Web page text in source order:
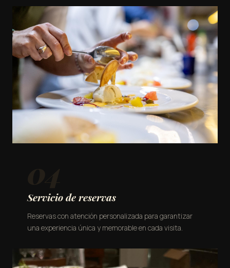
Servicio de reservas
Reservas con atención personalizada para garantizar
una experiencia única y memorable en cada visita.